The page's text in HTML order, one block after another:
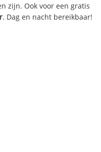
zijn. Ook voor een gratis
. Dag en nacht bereikbaar!